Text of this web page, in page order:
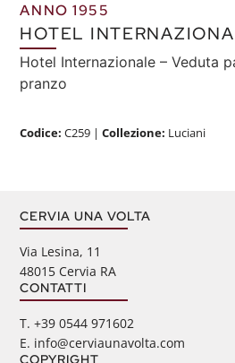
ANNO 1955
HOTEL
Hotel Internazionale – Veduta
pranzo
Codice:C259 |Collezione: Luciani
CERVIA UNA VOLTA
Via Lesina, 11
48015 Cervia RA
CONTATTI
‭T. +39 0544 971602
E. info@cerviaunavolta.com
COPYRIGHT